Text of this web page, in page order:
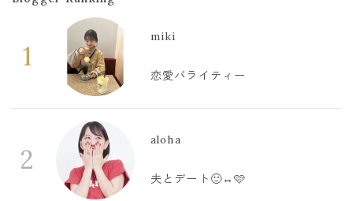
1
miki
恋愛バライティー
2
aloha
夫とデート🙂‍↔️🩷